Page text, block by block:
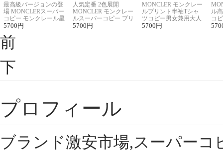
最高級バージョンの登
場 MONCLERスーパー
コピー モンクレール星
座半袖Tシャツ
5700 円
人気定番 2色展開
MONCLER モンクレー
ルスーパーコピー プリ
ント半袖Tシャツ
5700 円
MONCLER モンクレー
ルプリント半袖Tシャ
ツコピー男女兼用大人
可愛い春夏コーデ
5700 円
ル
コ
ィ
前
下
プロフィール
ブランド激安市場,スーパー